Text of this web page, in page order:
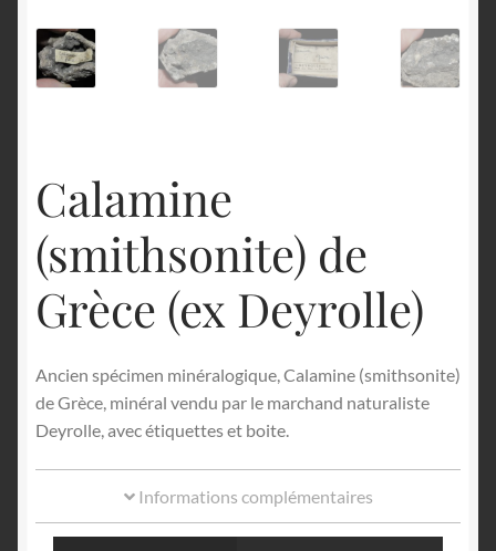
Calamine
(smithsonite) de
Grèce (ex Deyrolle)
Ancien spécimen minéralogique, Calamine (smithsonite)
de Grèce, minéral vendu par le marchand naturaliste
Deyrolle, avec étiquettes et boite.
Informations complémentaires